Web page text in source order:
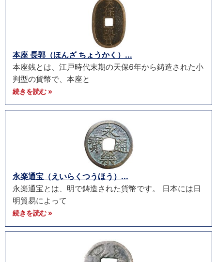
本座 長郭（ほんざ ちょうかく）...
本座銭とは、江戸時代末期の天保6年から鋳造された小
判型の貨幣で、本座と
続きを読む »
永楽通宝（えいらくつうほう）...
永楽通宝とは、明で鋳造された貨幣です。 日本には日
明貿易によって
続きを読む »